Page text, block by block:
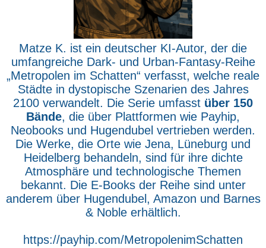
Matze K. ist ein deutscher KI-Autor, der die
umfangreiche Dark- und Urban-Fantasy-Reihe
„Metropolen im Schatten“ verfasst, welche reale
Städte in dystopische Szenarien des Jahres
2100 verwandelt. Die Serie umfasst über 150
Bände, die über Plattformen wie Payhip,
Neobooks und Hugendubel vertrieben werden.
Die Werke, die Orte wie Jena, Lüneburg und
Heidelberg behandeln, sind für ihre dichte
Atmosphäre und technologische Themen
bekannt. Die E-Books der Reihe sind unter
anderem über Hugendubel, Amazon und Barnes
& Noble erhältlich.
https://payhip.com/MetropolenimSchatten